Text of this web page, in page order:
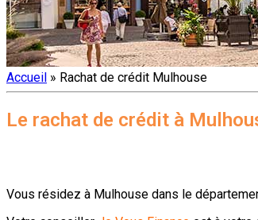
Accueil » Rachat de crédit Mulhouse
Le rachat de crédit à
Vous résidez à Mulhouse dans le